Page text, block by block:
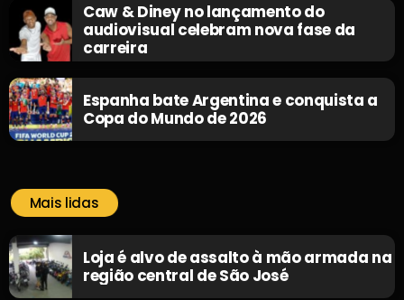
Caw & Diney no lançamento do
audiovisual celebram nova fase da
carreira
Espanha bate Argentina e conquista a
Copa do Mundo de 2026
Mais lidas
Loja é alvo de assalto à mão armada na
região central de São José